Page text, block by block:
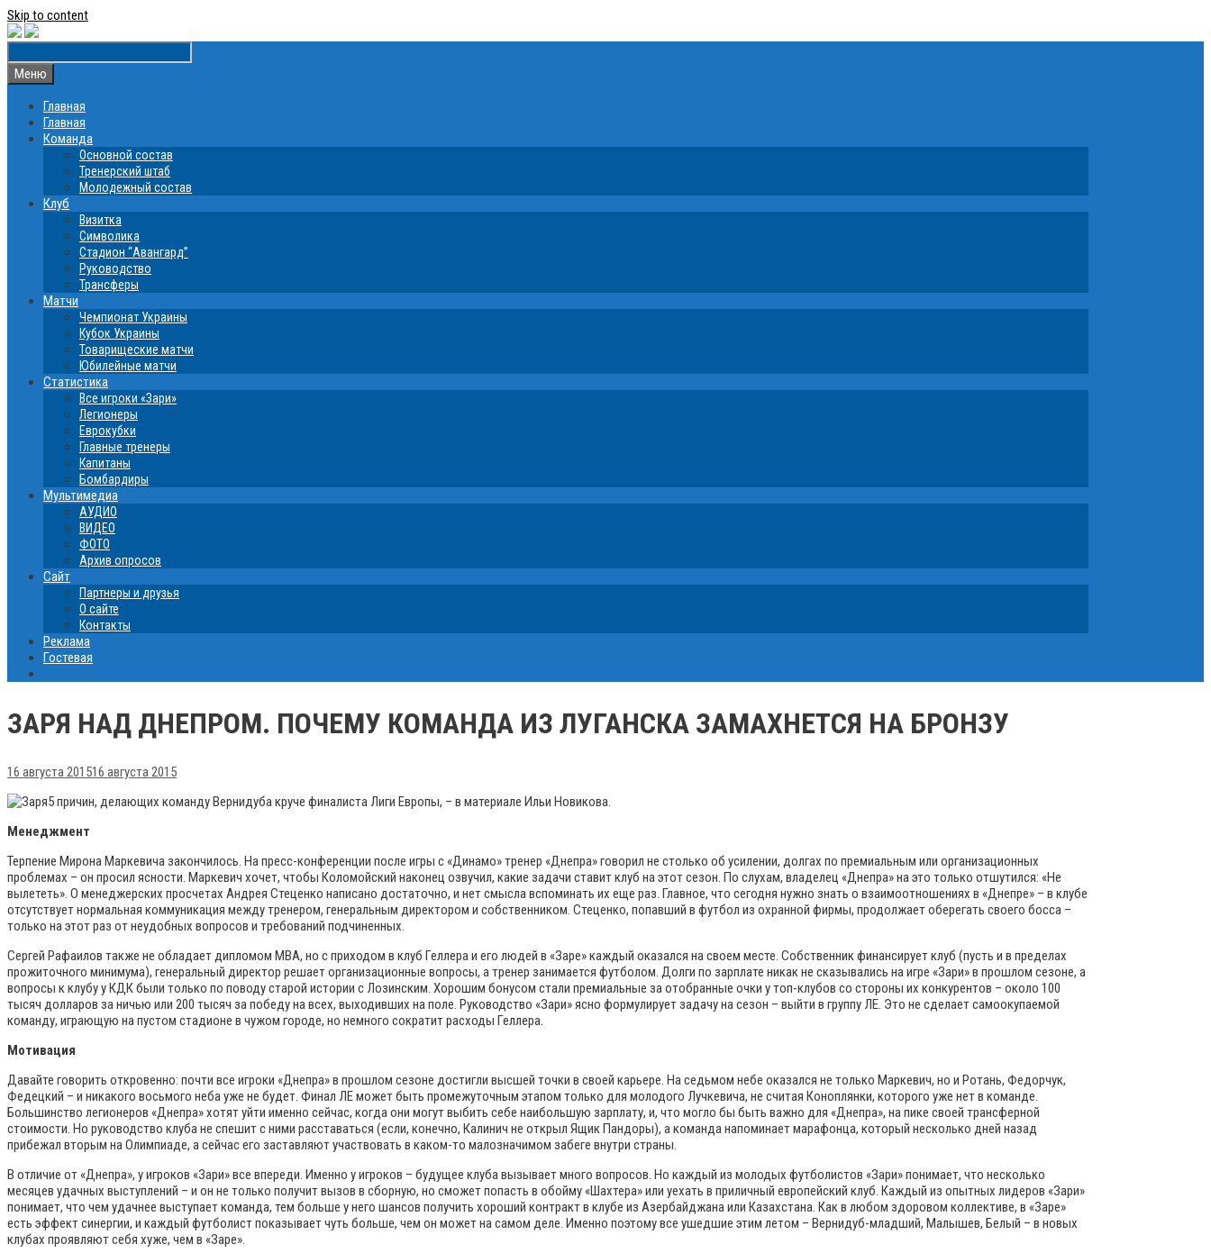
Skip to content
Меню
Главная
Главная
Команда
Основной состав
Тренерский штаб
Молодежный состав
Клуб
Визитка
Символика
Стадион “Авангард”
Руководство
Трансферы
Матчи
Чемпионат Украины
Кубок Украины
Товарищеские матчи
Юбилейные матчи
Статистика
Все игроки «Зари»
Легионеры
Еврокубки
Главные тренеры
Капитаны
Бомбардиры
Мультимедиа
АУДИО
ВИДЕО
ФОТО
Архив опросов
Сайт
Партнеры и друзья
О сайте
Контакты
Реклама
Гостевая
ЗАРЯ НАД ДНЕПРОМ. ПОЧЕМУ КОМАНДА ИЗ ЛУГАНСКА ЗАМАХНЕТСЯ НА БРОНЗУ
16 августа 201516 августа 2015
5 причин, делающих команду Вернидуба круче финалиста Лиги Европы, – в материале Ильи Новикова.
Менеджмент
Терпение Мирона Маркевича закончилось. На пресс-конференции после игры с «Динамо» тренер «Днепра» говорил не столько об усилении, долгах по премиальным или организационных
проблемах – он просил ясности. Маркевич хочет, чтобы Коломойский наконец озвучил, какие задачи ставит клуб на этот сезон. По слухам, владелец «Днепра» на это только отшутился: «Не
вылететь». О менеджерских просчетах Андрея Стеценко написано достаточно, и нет смысла вспоминать их еще раз. Главное, что сегодня нужно знать о взаимоотношениях в «Днепре» – в клубе
отсутствует нормальная коммуникация между тренером, генеральным директором и собственником. Стеценко, попавший в футбол из охранной фирмы, продолжает оберегать своего босса –
только на этот раз от неудобных вопросов и требований подчиненных.
Сергей Рафаилов также не обладает дипломом МВА, но с приходом в клуб Геллера и его людей в «Заре» каждый оказался на своем месте. Собственник финансирует клуб (пусть и в пределах
прожиточного минимума), генеральный директор решает организационные вопросы, а тренер занимается футболом. Долги по зарплате никак не сказывались на игре «Зари» в прошлом сезоне, а
вопросы к клубу у КДК были только по поводу старой истории с Лозинским. Хорошим бонусом стали премиальные за отобранные очки у топ-клубов со стороны их конкурентов – около 100
тысяч долларов за ничью или 200 тысяч за победу на всех, выходивших на поле. Руководство «Зари» ясно формулирует задачу на сезон – выйти в группу ЛЕ. Это не сделает самоокупаемой
команду, играющую на пустом стадионе в чужом городе, но немного сократит расходы Геллера.
Мотивация
Давайте говорить откровенно: почти все игроки «Днепра» в прошлом сезоне достигли высшей точки в своей карьере. На седьмом небе оказался не только Маркевич, но и Ротань, Федорчук,
Федецкий – и никакого восьмого неба уже не будет. Финал ЛЕ может быть промежуточным этапом только для молодого Лучкевича, не считая Коноплянки, которого уже нет в команде.
Большинство легионеров «Днепра» хотят уйти именно сейчас, когда они могут выбить себе наибольшую зарплату, и, что могло бы быть важно для «Днепра», на пике своей трансферной
стоимости. Но руководство клуба не спешит с ними расставаться (если, конечно, Калинич не открыл Ящик Пандоры), а команда напоминает марафонца, который несколько дней назад
прибежал вторым на Олимпиаде, а сейчас его заставляют участвовать в каком-то малозначимом забеге внутри страны.
В отличие от «Днепра», у игроков «Зари» все впереди. Именно у игроков – будущее клуба вызывает много вопросов. Но каждый из молодых футболистов «Зари» понимает, что несколько
месяцев удачных выступлений – и он не только получит вызов в сборную, но сможет попасть в обойму «Шахтера» или уехать в приличный европейский клуб. Каждый из опытных лидеров «Зари»
понимает, что чем удачнее выступает команда, тем больше у него шансов получить хороший контракт в клубе из Азербайджана или Казахстана. Как в любом здоровом коллективе, в «Заре»
есть эффект синергии, и каждый футболист показывает чуть больше, чем он может на самом деле. Именно поэтому все ушедшие этим летом – Вернидуб-младший, Малышев, Белый – в новых
клубах проявляют себя хуже, чем в «Заре».